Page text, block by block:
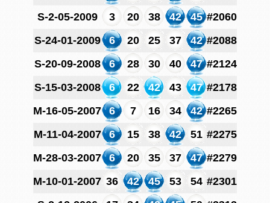
S-2-05-2009
3 20 38 42 45 #2060
S-24-01-2009
6 20 25 37 42 #2088
S-20-09-2008
6 28 30 40 47 #2124
S-15-03-2008
6 22 42 43 47 #2178
M-16-05-2007
6 7 16 34 42 #2265
M-11-04-2007
6 15 38 42 51 #2275
M-28-03-2007
6 20 35 37 47 #2279
M-10-01-2007 36 42 45 53 54 #2301